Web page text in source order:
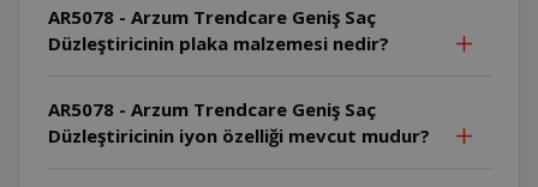
AR5078 - Arzum Trendcare Geniş Saç
Düzleştiricinin plaka malzemesi nedir?
AR5078 - Arzum Trendcare Geniş Saç
Düzleştiricinin iyon özelliği mevcut mudur?